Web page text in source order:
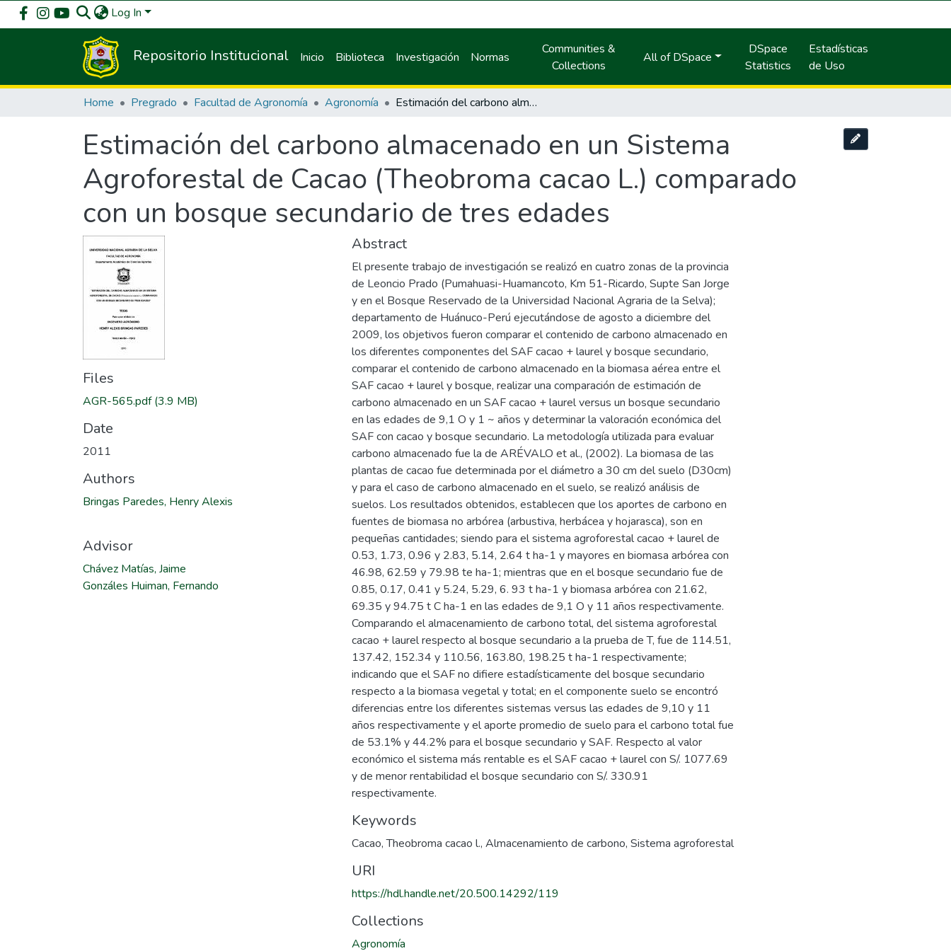
Log In
Repositorio Institucional Inicio Biblioteca Investigación Normas
Communities &
Collections
All of DSpace
DSpace
Statistics
Estadísticas
de Uso
Home Pregrado Facultad de Agronomía Agronomía Estimación del carbono almacenado en un Sistema Agroforestal de Cacao (Theobroma cacao L.) comparado con un bosque secundario de tres edades
Estimación del carbono almacenado en un Sistema
Agroforestal de Cacao (Theobroma cacao L.) comparado
con un bosque secundario de tres edades
Files
AGR-565.pdf(3.9 MB)
Date
2011
Authors
Bringas Paredes, Henry Alexis
Advisor
Chávez Matías, Jaime
Gonzáles Huiman, Fernando
Abstract
El presente trabajo de investigación se realizó en cuatro zonas de la provincia
de Leoncio Prado (Pumahuasi-Huamancoto, Km 51-Ricardo, Supte San Jorge
y en el Bosque Reservado de la Universidad Nacional Agraria de la Selva);
departamento de Huánuco-Perú ejecutándose de agosto a diciembre del
2009, los objetivos fueron comparar el contenido de carbono almacenado en
los diferentes componentes del SAF cacao + laurel y bosque secundario,
comparar el contenido de carbono almacenado en la biomasa aérea entre el
SAF cacao + laurel y bosque, realizar una comparación de estimación de
carbono almacenado en un SAF cacao + laurel versus un bosque secundario
en las edades de 9,1 O y 1 ~ años y determinar la valoración económica del
SAF con cacao y bosque secundario. La metodología utilizada para evaluar
carbono almacenado fue la de ARÉVALO et al., (2002). La biomasa de las
plantas de cacao fue determinada por el diámetro a 30 cm del suelo (D30cm)
y para el caso de carbono almacenado en el suelo, se realizó análisis de
suelos. Los resultados obtenidos, establecen que los aportes de carbono en
fuentes de biomasa no arbórea (arbustiva, herbácea y hojarasca), son en
pequeñas cantidades; siendo para el sistema agroforestal cacao + laurel de
0.53, 1.73, 0.96 y 2.83, 5.14, 2.64 t ha-1 y mayores en biomasa arbórea con
46.98, 62.59 y 79.98 te ha-1; mientras que en el bosque secundario fue de
0.85, 0.17, 0.41 y 5.24, 5.29, 6. 93 t ha-1 y biomasa arbórea con 21.62,
69.35 y 94.75 t C ha-1 en las edades de 9,1 O y 11 años respectivamente.
Comparando el almacenamiento de carbono total, del sistema agroforestal
cacao + laurel respecto al bosque secundario a la prueba de T, fue de 114.51,
137.42, 152.34 y 110.56, 163.80, 198.25 t ha-1 respectivamente;
indicando que el SAF no difiere estadísticamente del bosque secundario
respecto a la biomasa vegetal y total; en el componente suelo se encontró
diferencias entre los diferentes sistemas versus las edades de 9,10 y 11
años respectivamente y el aporte promedio de suelo para el carbono total fue
de 53.1% y 44.2% para el bosque secundario y SAF. Respecto al valor
económico el sistema más rentable es el SAF cacao + laurel con S/. 1077.69
y de menor rentabilidad el bosque secundario con S/. 330.91
respectivamente.
Keywords
Cacao,Theobroma cacao l., Almacenamiento de carbono, Sistema agroforestal
URI
https://hdl.handle.net/20.500.14292/119
Collections
Agronomía